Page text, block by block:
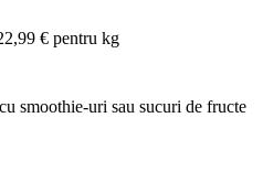
€ pentru kg
smoothie-uri sau sucuri de fructe